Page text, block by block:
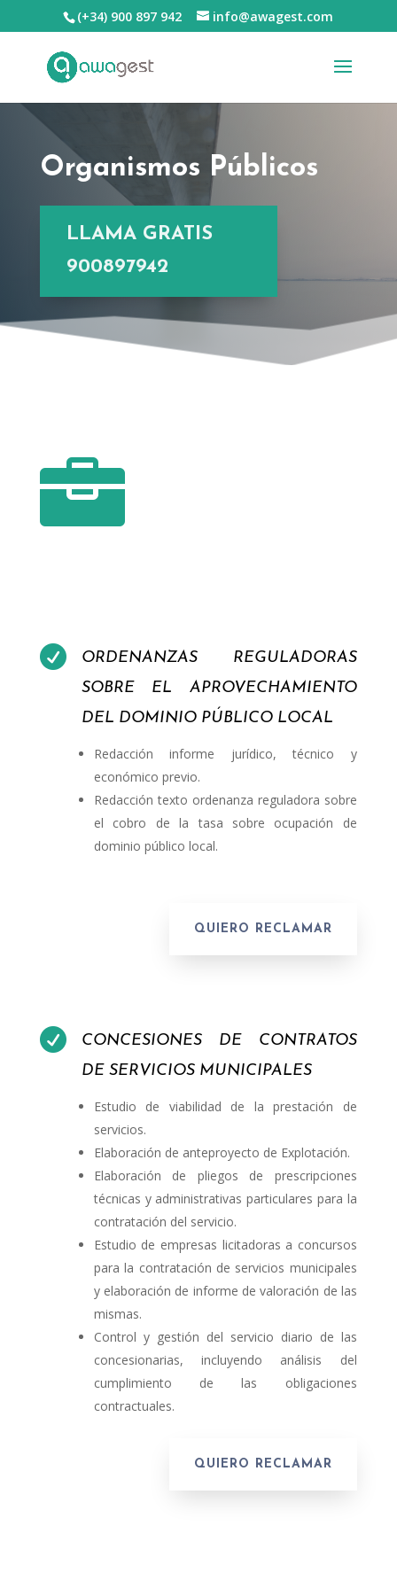
(+34) 900 897 942 info@awagest.com
Organismos Públicos
LLAMA GRATIS
900897942


ORDENANZAS REGULADORAS
SOBRE EL APROVECHAMIENTO
DEL DOMINIO PÚBLICO LOCAL
Redacción informe jurídico, técnico y
económico previo.
Redacción texto ordenanza reguladora sobre
el cobro de la tasa sobre ocupación de
dominio público local.
QUIERO RECLAMAR

CONCESIONES DE CONTRATOS
DE SERVICIOS MUNICIPALES
Estudio de viabilidad de la prestación de
servicios.
Elaboración de anteproyecto de Explotación.
Elaboración de pliegos de prescripciones
técnicas y administrativas particulares para la
contratación del servicio.
Estudio de empresas licitadoras a concursos
para la contratación de servicios municipales
y elaboración de informe de valoración de las
mismas.
Control y gestión del servicio diario de las
concesionarias, incluyendo análisis del
cumplimiento de las obligaciones
contractuales.
QUIERO RECLAMAR